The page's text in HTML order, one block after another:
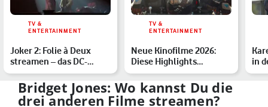
TV &
ENTERTAINMENT
Joker 2: Folie à Deux
streamen – das DC-
Drama im Heimkino
TV &
ENTERTAINMENT
Neue Kinofilme 2026:
Diese Highlights
erwarten Dich
in
Bridget Jones: Wo kannst Du die
drei anderen Filme streamen?